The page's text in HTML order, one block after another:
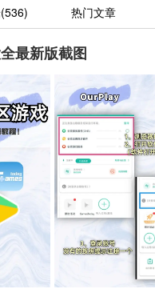
热门文章
最新版截图